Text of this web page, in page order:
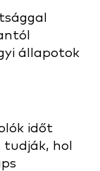
állapotok
időt
hol